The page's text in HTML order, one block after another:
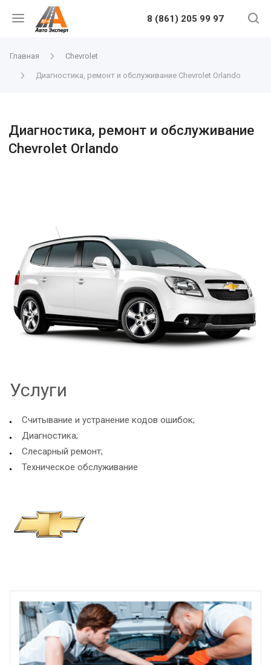
8 (861) 205 99 97
Главная Chevrolet
Диагностика, ремонт и обслуживание Chevrolet Orlando
Диагностика, ремонт и обслуживание
Chevrolet Orlando
Услуги
Считывание и устранение кодов ошибок;
Диагностика;
Слесарный ремонт;
Техническое обслуживание